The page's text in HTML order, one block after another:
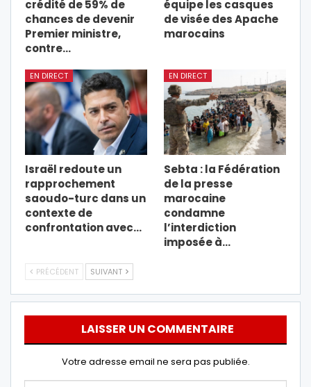
crédité de 59% de
chances de devenir
Premier ministre,
contre…
équipe les casques
de visée des Apache
marocains
EN DIRECT
Israël redoute un
rapprochement
saoudo-turc dans un
contexte de
confrontation avec…
EN DIRECT
Sebta : la Fédération
de la presse
marocaine
condamne
l’interdiction
imposée à…
PRÉCÉDENT SUIVANT
LAISSER UN COMMENTAIRE
Votre adresse email ne sera pas publiée.